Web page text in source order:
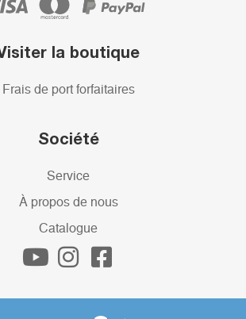
la boutique
Frais de port forfaitaires
Société
Service
À propos de nous
Catalogue